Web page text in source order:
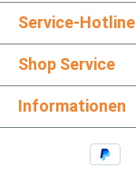
Service-Hotline
Shop Service
Informationen